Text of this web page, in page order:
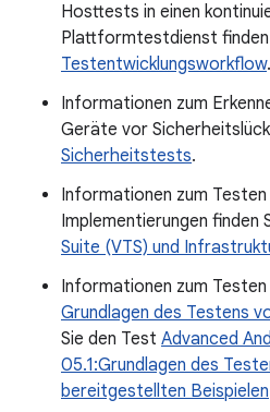
Hosttests in einen
Plattformtestdienst
Testentwicklungsworkflow.
Informationen zum
Geräte vor
Sicherheitstests.
Informationen zum
Implementierungen finden
Suite (VTS) und
Informationen zum
Grundlagen des Testens
Sie den Test Advanced
05.1:Grundlagen des
bereitgestellten Beispielen